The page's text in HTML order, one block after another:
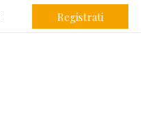
Registrati